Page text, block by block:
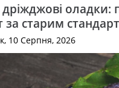
оладки:
за старим
10 Серпня, 2026